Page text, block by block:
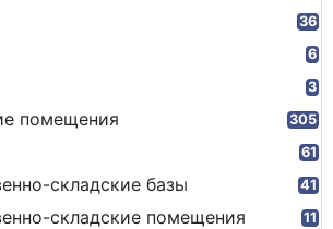
36
6
3
помещения 305
61
складские базы 41
складские помещения 11